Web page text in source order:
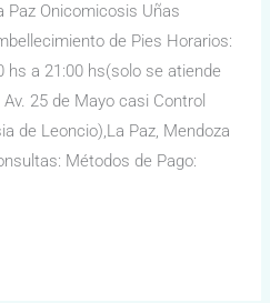
Paz Onicomicosis Uñas
de Pies Horarios:
hs a 21:00 hs(solo se atiende
25 de Mayo casi Control
de Leoncio),La Paz, Mendoza
Métodos de Pago: